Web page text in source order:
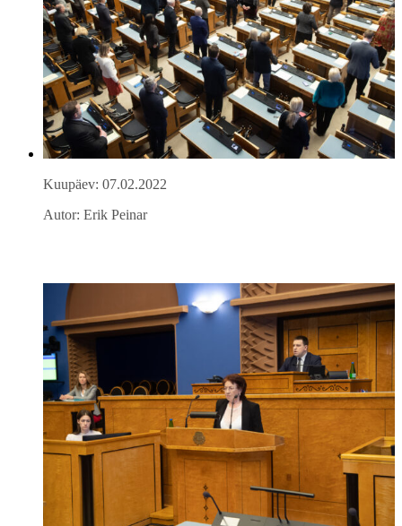
Kuupäev: 07.02.2022
Autor: Erik Peinar